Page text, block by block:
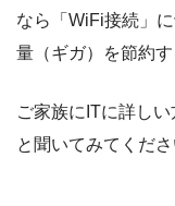
なら「WiFi接続」
量（ギガ）を節約す
ご家族にITに詳し
と聞いてみてくださ